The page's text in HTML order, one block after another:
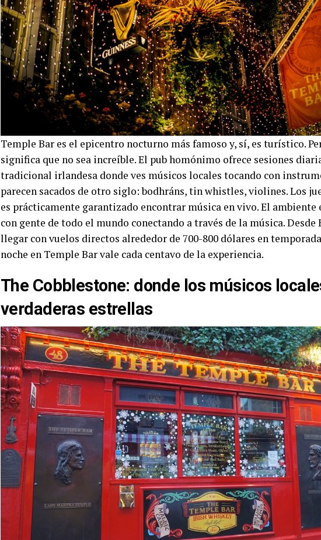
Temple Bar es el epicentro nocturno más famoso y, sí, es turístico.
significa que no sea increíble. El pub homónimo ofrece sesiones
tradicional irlandesa donde ves músicos locales tocando con
parecen sacados de otro siglo: bodhráns, tin whistles, violines. Los
es prácticamente garantizado encontrar música en vivo. El ambiente
con gente de todo el mundo conectando a través de la música. Desde
llegar con vuelos directos alrededor de 700-800 dólares en
noche en Temple Bar vale cada centavo de la experiencia.
The Cobblestone: donde los músicos
verdaderas estrellas